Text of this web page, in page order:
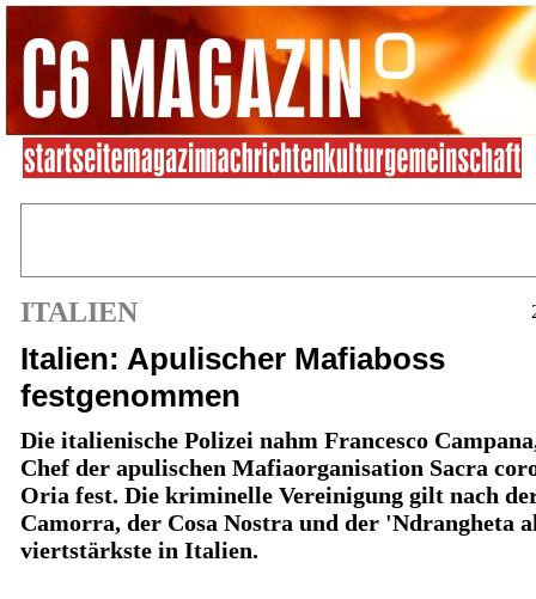
ITALIEN
Italien: Apulischer Mafiaboss
festgenommen
Die italienische Polizei nahm Francesco
Chef der apulischen Mafiaorganisation Sacra
Oria fest. Die kriminelle Vereinigung gilt nach
Camorra, der Cosa Nostra und der 'Ndrangheta
viertstärkste in Italien.